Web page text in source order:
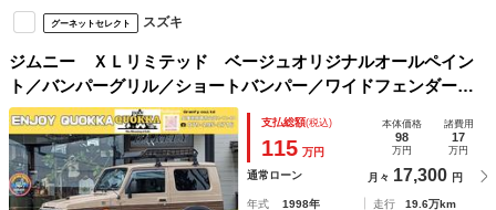
グーネットセレクト スズキ
ジムニー ＸＬリミテッド ベージュオリジナルオールペイン
ト／バンパーグリル／ショートバンパー／ワイドフェンダー／
ルーフラック／１５ｉｎｃｈアルミホイール／背面タイヤ
支払総額(税込)
115 万円
本体価格
98
万円
諸費用
17
万円
通常ローン 月々 17,300 円
年式 1998年 走行
19.6万km